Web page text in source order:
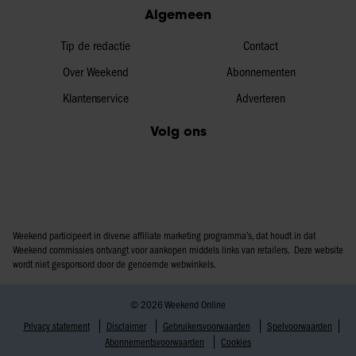
Algemeen
Tip de redactie
Over Weekend
Klantenservice
Contact
Abonnementen
Adverteren
Volg ons
Weekend participeert in diverse affiliate marketing programma’s, dat houdt in dat
Weekend commissies ontvangt voor aankopen middels links van retailers. Deze website
wordt niet gesponsord door de genoemde webwinkels.
© 2026 Weekend Online
Privacy statement
Disclaimer Gebruikersvoorwaarden
Spelvoorwaarden
Abonnementsvoorwaarden
Cookies